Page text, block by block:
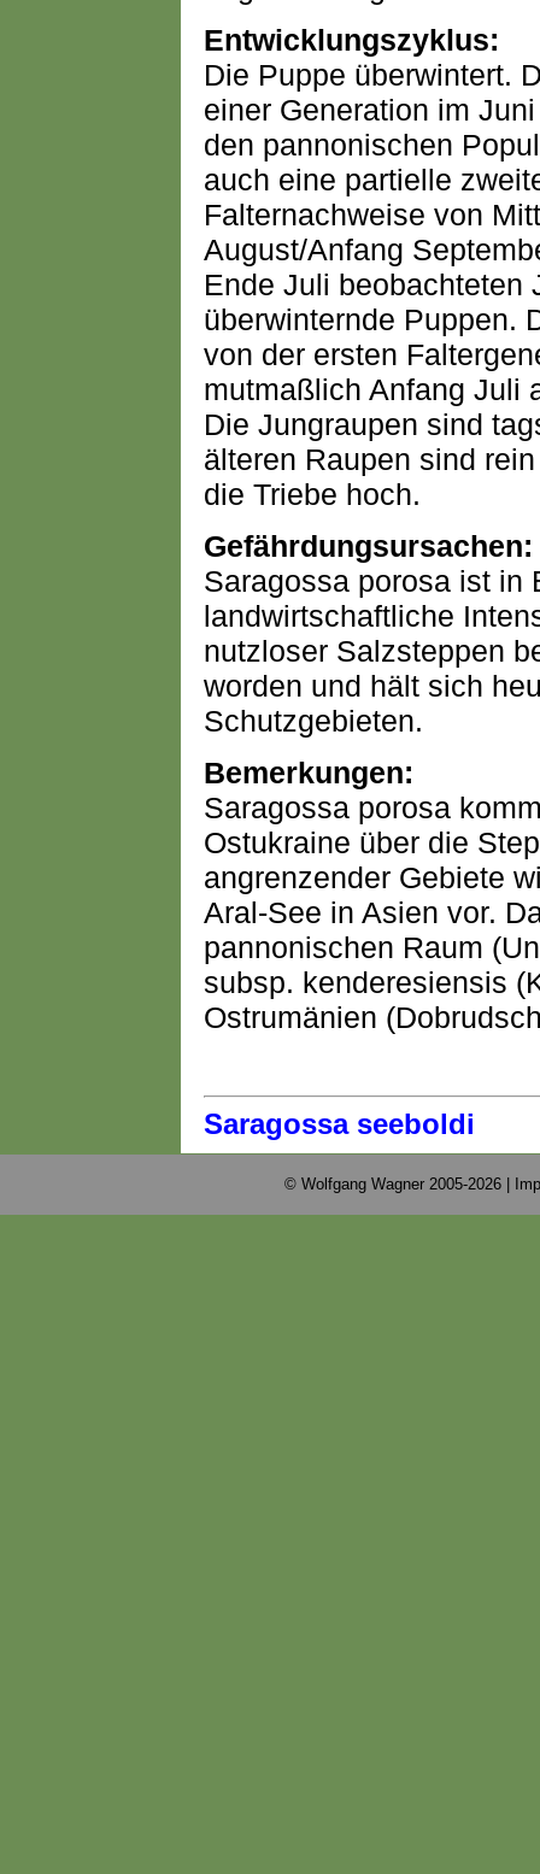
Entwicklungszyklus:
Die Puppe überwintert.
einer Generation im
den pannonischen
auch eine partielle
Falternachweise von
August/Anfang
Ende Juli beobachteten
überwinternde Puppen.
von der ersten
mutmaßlich Anfang Juli
Die Jungraupen sind
älteren Raupen sind
die Triebe hoch.
Gefährdungsursachen:
Saragossa porosa ist in
landwirtschaftliche
nutzloser Salzsteppen
worden und hält sich
Schutzgebieten.
Bemerkungen:
Saragossa porosa
Ostukraine über die
angrenzender Gebiete
Aral-See in Asien vor.
pannonischen Raum
subsp. kenderesiensis
Ostrumänien
Saragossa seeboldi
© Wolfgang Wagner 2005-2026 |